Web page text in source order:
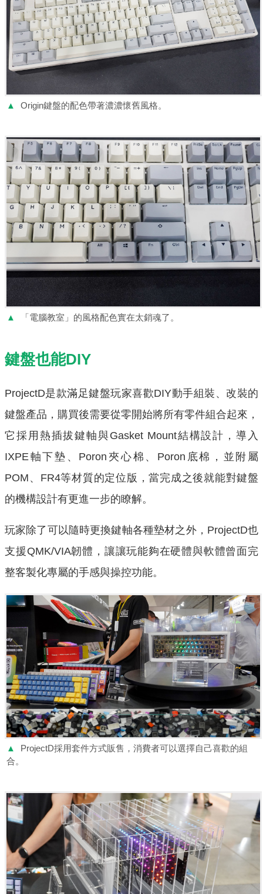
▲ Origin鍵盤的配色帶著濃濃懷舊風格。
▲ 「電腦教室」的風格配色實在太銷魂了。
鍵盤也能DIY
ProjectD是款滿足鍵盤玩家喜歡DIY動手組裝、改裝的
鍵盤產品，購買後需要從零開始將所有零件組合起來，
它採用熱插拔鍵軸與Gasket Mount結構設計，導入
IXPE軸下墊、Poron夾心棉、Poron底棉，並附屬
POM、FR4等材質的定位版，當完成之後就能對鍵盤
的機構設計有更進一步的瞭解。
玩家除了可以隨時更換鍵軸各種墊材之外，ProjectD也
支援QMK/VIA韌體，讓讓玩能夠在硬體與軟體曾面完
整客製化專屬的手感與操控功能。
▲
ProjectD採用套件方式販售，消費者可以選擇自己喜歡的組
合。